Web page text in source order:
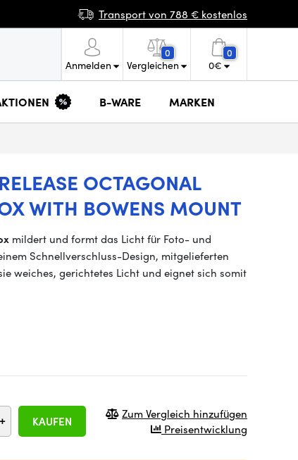
Transport von 788 € kostenlos
Anmelden
0
Vergleichen
0
0€
B-WARE MARKEN
OCTAGONAL
WITH BOWENS MOUNT
mildert und formt das Licht für Foto- und
Schnellverschluss-Design, mitgelieferten
weiches, gerichtetes Licht und eignet sich somit
+ KAUFEN
Zum Vergleich hinzufügen
Preisentwicklung